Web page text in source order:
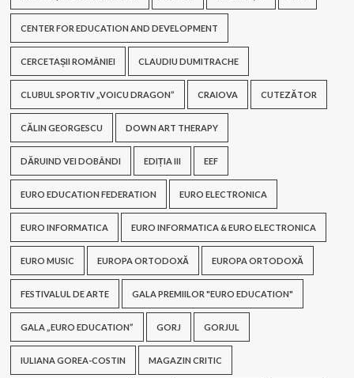
CENTER FOR EDUCATION AND DEVELOPMENT
CERCETAȘII ROMÂNIEI CLAUDIU DUMITRACHE
CLUBUL SPORTIV „VOICU DRAGON” CRAIOVA CUTEZĂTOR
CĂLIN GEORGESCU DOWN ART THERAPY
DĂRUIND VEI DOBÂNDI EDIȚIA III EEF
EURO EDUCATION FEDERATION EURO ELECTRONICA
EURO INFORMATICA EURO INFORMATICA & EURO ELECTRONICA
EURO MUSIC EUROPA ORTODOXĂ EUROPA ORTODOXĂ
FESTIVALUL DE ARTE GALA PREMIILOR "EURO EDUCATION"
GALA „EURO EDUCATION” GORJ GORJUL
IULIANA GOREA-COSTIN MAGAZIN CRITIC